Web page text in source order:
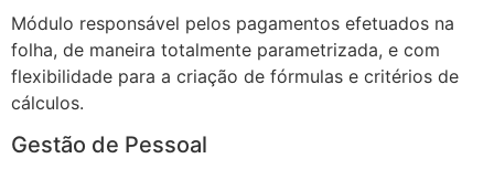
Módulo responsável pelos pagamentos efetuados na
folha, de maneira totalmente parametrizada, e com
flexibilidade para a criação de fórmulas e critérios de
cálculos.
Gestão de Pessoal